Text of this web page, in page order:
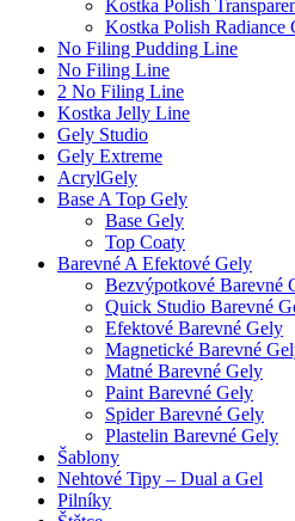
Kostka Polish
Kostka Polish Radiance
No Filing Pudding Line
No Filing Line
2 No Filing Line
Kostka Jelly Line
Gely Studio
Gely Extreme
AcrylGely
Base A Top Gely
Base Gely
Top Coaty
Barevné A Efektové Gely
Bezvýpotkové Barevné
Quick Studio Barevné
Efektové Barevné Gely
Magnetické Barevné
Matné Barevné Gely
Paint Barevné Gely
Spider Barevné Gely
Plastelin Barevné Gely
Šablony
Nehtové Tipy – Dual a Gel
Pilníky